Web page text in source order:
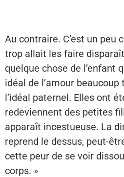
Au contraire. C’est un peu
trop allait les faire
quelque chose de l’enfant
idéal de l’amour
l’idéal paternel. Elles ont
redeviennent des petites
apparaît incestueuse. La
reprend le dessus, peut-
cette peur de se voir
corps. »